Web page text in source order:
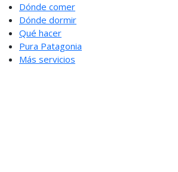
Dónde comer
Dónde dormir
Qué hacer
Pura Patagonia
Más servicios